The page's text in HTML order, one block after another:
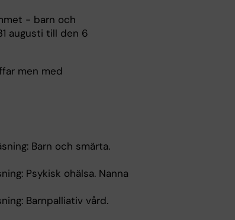
- barn och
augusti till den 6
men med
Barn och smärta.
Psykisk ohälsa. Nanna
Barnpalliativ vård.